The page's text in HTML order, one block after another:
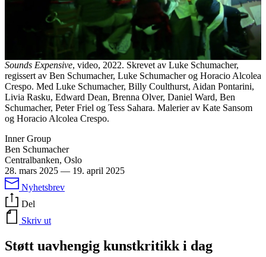
Sounds Expensive, video, 2022. Skrevet av Luke Schumacher,
regissert av Ben Schumacher, Luke Schumacher og Horacio Alcolea
Crespo. Med Luke Schumacher, Billy Coulthurst, Aidan Pontarini,
Livia Rasku, Edward Dean, Brenna Olver, Daniel Ward, Ben
Schumacher, Peter Friel og Tess Sahara. Malerier av Kate Sansom
og Horacio Alcolea Crespo.
Inner Group
Ben Schumacher
Centralbanken, Oslo
28. mars 2025 — 19. april 2025
Nyhetsbrev
Del
Skriv ut
Støtt uavhengig kunstkritikk i dag